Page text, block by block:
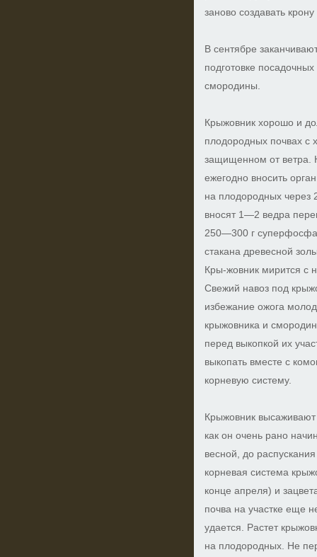
заново создавать
В сентябре
подготовке
смородины.
Крыжовник хорошо и
плодородных почвах с
защищенном от ветра.
ежегодно вносить
на плодородных через
вносят 1—2 ведра
250—300 г
стакана древесной
Кры-жовник мирится с
Свежий навоз под
избежание ожога
крыжовника и
перед выкопкой их
выкопать вместе с
корневую систему.
Крыжовник
как он очень рано
весной, до
корневая система
конце апреля) и
почва на участке еще
удается. Растет
на плодородных. Не